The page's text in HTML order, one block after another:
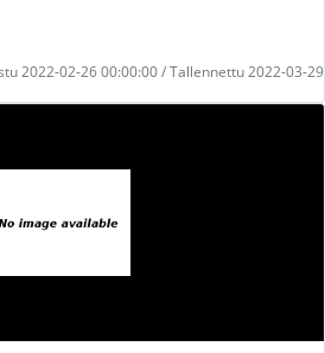
2022-02-26 00:00:00 / Tallennettu 2022-03-29